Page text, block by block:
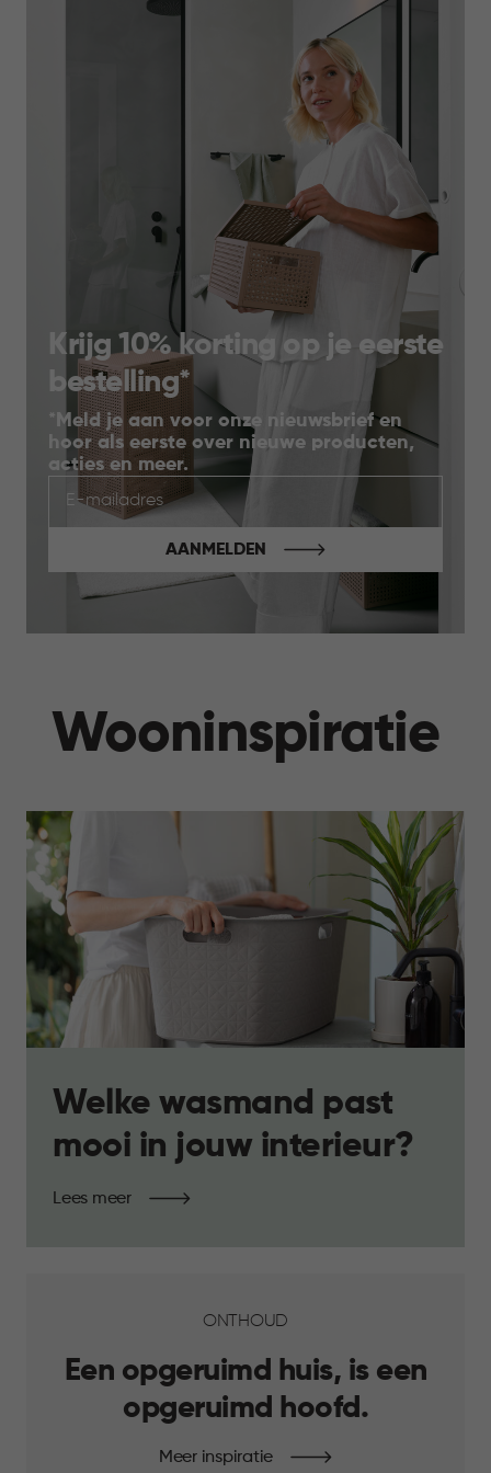
Krijg 10% korting op je eerste
bestelling*
*Meld je aan voor onze nieuwsbrief en
hoor als eerste over nieuwe producten,
acties en meer.
Nieuwsbrief*
AANMELDEN
Wooninspiratie
Welke wasmand past
mooi in jouw interieur?
Lees meer
ONTHOUD
Een opgeruimd huis, is een
opgeruimd hoofd.
Meer inspiratie